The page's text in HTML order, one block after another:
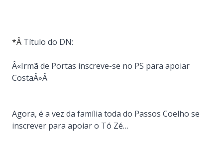
*Â Título do DN:
Â«Irmã de Portas inscreve-se no PS para apoiar
CostaÂ»Â
Agora, é a vez da família toda do Passos Coelho se
inscrever para apoiar o Tó Zé…